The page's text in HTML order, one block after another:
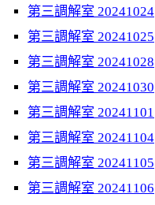
第三調解室 20241024
第三調解室 20241025
第三調解室 20241028
第三調解室 20241030
第三調解室 20241101
第三調解室 20241104
第三調解室 20241105
第三調解室 20241106